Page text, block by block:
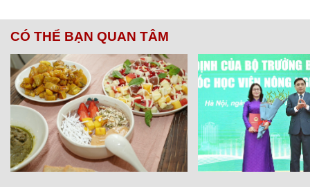
CÓ THỂ BẠN QUAN TÂM